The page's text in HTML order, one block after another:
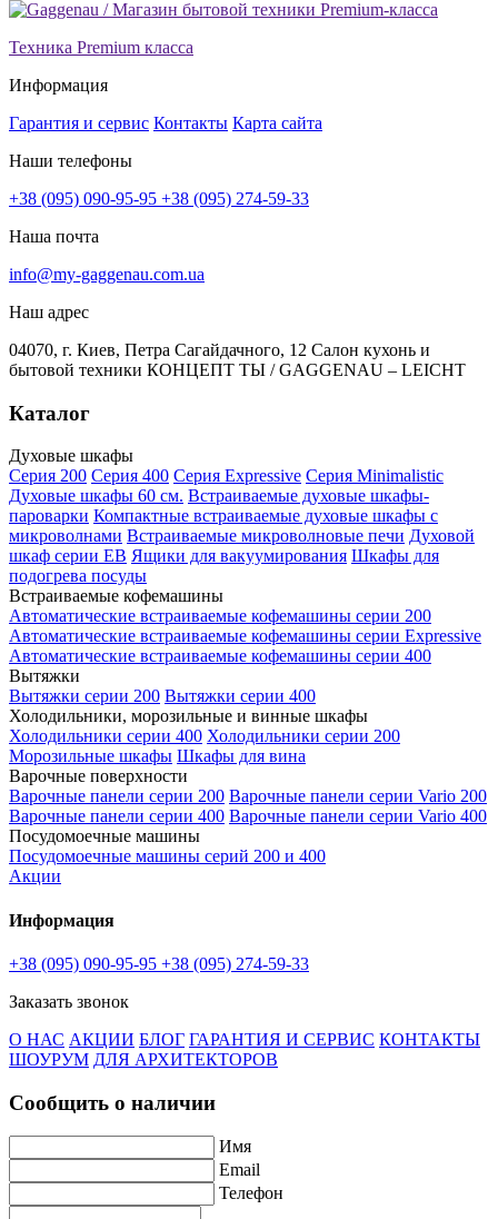
Техника Premium класса
Информация
Гарантия и сервис Контакты Карта сайта
Наши телефоны
+38 (095) 090-95-95 +38 (095) 274-59-33
Наша почта
info@my-gaggenau.com.ua
Наш адрес
04070, г. Киев, Петра Сагайдачного, 12 Салон кухонь и
бытовой техники КОНЦЕПТ ТЫ / GAGGENAU – LEICHT
Каталог
Духовые шкафы
Серия 200 Серия 400 Серия Expressive Серия Minimalistic
Духовые шкафы 60 см. Встраиваемые духовые шкафы-
пароварки Компактные встраиваемые духовые шкафы с
микроволнами Встраиваемые микроволновые печи Духовой
шкаф серии EB Ящики для вакуумирования Шкафы для
подогрева посуды
Встраиваемые кофемашины
Автоматические встраиваемые кофемашины серии 200
Автоматические встраиваемые кофемашины серии Expressive
Автоматические встраиваемые кофемашины серии 400
Вытяжки
Вытяжки серии 200 Вытяжки серии 400
Холодильники, морозильные и винные шкафы
Холодильники серии 400 Холодильники серии 200
Морозильные шкафы Шкафы для вина
Варочные поверхности
Варочные панели серии 200 Варочные панели серии Vario 200
Варочные панели серии 400 Варочные панели серии Vario 400
Посудомоечные машины
Посудомоечные машины серий 200 и 400
Акции
Информация
+38 (095) 090-95-95 +38 (095) 274-59-33
Заказать звонок
О НАС АКЦИИ БЛОГ ГАРАНТИЯ И СЕРВИС КОНТАКТЫ
ШОУРУМ ДЛЯ АРХИТЕКТОРОВ
Сообщить о наличии
Имя
Email
Телефон